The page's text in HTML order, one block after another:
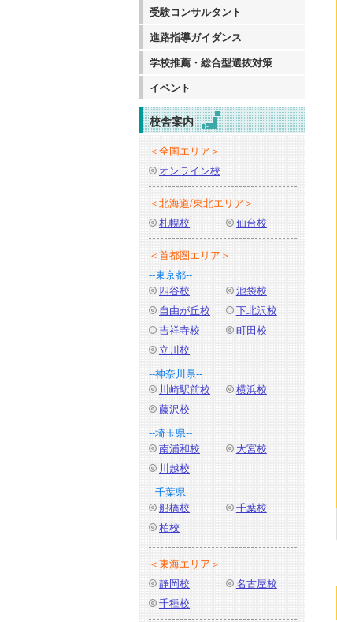
受験コンサルタント
進路指導ガイダンス
学校推薦・総合型選抜対策
イベント
校舎案内
＜全国エリア＞
オンライン校
＜北海道/東北エリア＞
札幌校
仙台校
＜首都圏エリア＞
--東京都--
四谷校
池袋校
自由が丘校
下北沢校
吉祥寺校
町田校
立川校
--神奈川県--
川崎駅前校
横浜校
藤沢校
--埼玉県--
南浦和校
大宮校
川越校
--千葉県--
船橋校
千葉校
柏校
＜東海エリア＞
静岡校
名古屋校
千種校